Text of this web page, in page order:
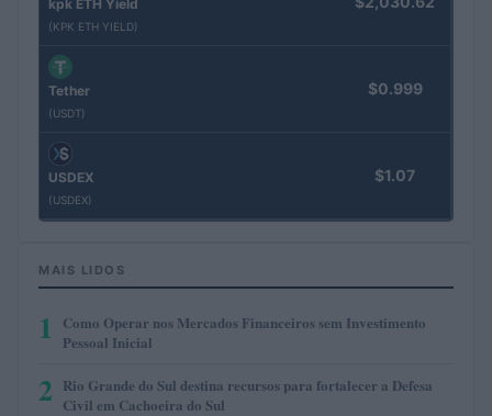
kpk ETH Yield
(KPK ETH YIELD)
Tether
(USDT)
$0.999
USDEX
(USDEX)
$1.07
MAIS LIDOS
1
Como Operar nos Mercados Financeiros sem Investimento
Pessoal Inicial
2 Rio Grande do Sul destina recursos para fortalecer a Defesa
Civil em Cachoeira do Sul